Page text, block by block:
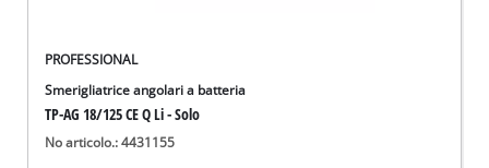
PROFESSIONAL
Smerigliatrice angolari a batteria
TP-AG 18/125 CE Q Li - Solo
No articolo.: 4431155